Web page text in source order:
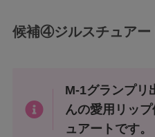
候補④ジルスチュアー
M-1グランプリ
んの愛用リッ
ュアートです。